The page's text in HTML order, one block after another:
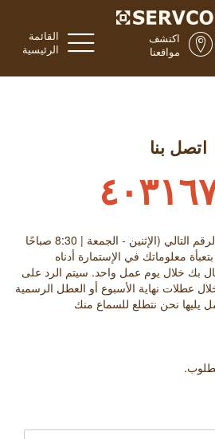
القائمة
الرئيسية
اكتشف
مواقعنا
اتصل بنا
يرجى التواصل معنا على الرقم التالي (الإثنين - الجمعة | 8:30 صباحًا
بك خلال يوم عمل واحد. سيتم الرد على
عطلات نهاية الأسبوع أو العطل الرسمية
يليها نحن نتطلع للسماع منك